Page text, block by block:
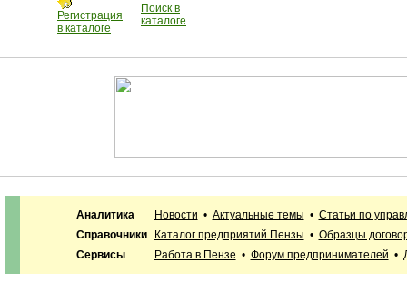
Регистрация
в каталоге
Поиск в
каталоге
Аналитика Новости • Актуальные темы • Статьи по
Справочники
Каталог предприятий Пензы • Образцы
Сервисы
Работа в Пензе • Форум предпринимателей •